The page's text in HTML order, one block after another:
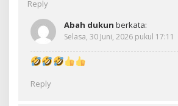
Reply
Abah dukun berkata:
Selasa, 30 Juni, 2026 pukul 17:11
Reply